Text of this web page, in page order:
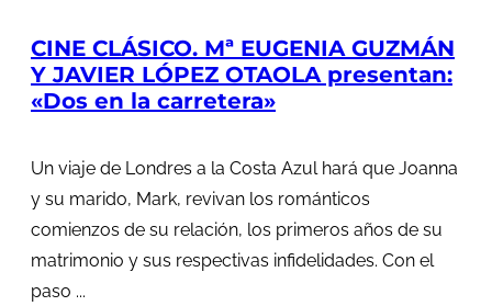
CINE CLÁSICO. Mª EUGENIA GUZMÁN
Y JAVIER LÓPEZ OTAOLA presentan:
«Dos en la carretera»
Un viaje de Londres a la Costa Azul hará que Joanna
y su marido, Mark, revivan los románticos
comienzos de su relación, los primeros años de su
matrimonio y sus respectivas infidelidades. Con el
paso ...